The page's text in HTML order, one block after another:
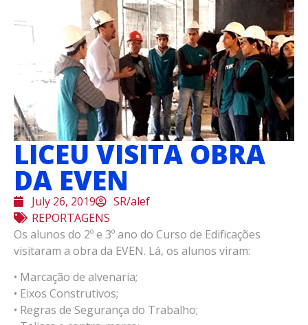
LICEU VISITA OBRA
DA EVEN
July 26, 2019
SR/alef
REPORTAGENS
Os alunos do 2º e 3º ano do Curso de Edificações
visitaram a obra da EVEN. Lá, os alunos viram:
• Marcação de alvenaria;
• Eixos Construtivos;
• Regras de Segurança do Trabalho;